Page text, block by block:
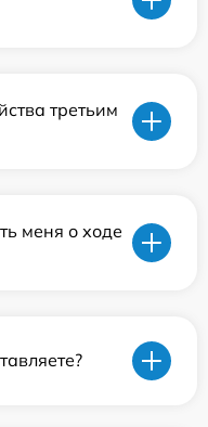
третьим
меня о ходе